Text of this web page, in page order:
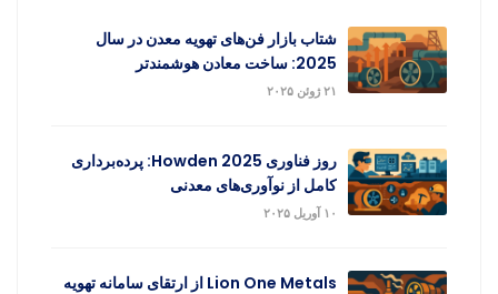
شتاب بازار فن‌های تهویه معدن در سال
2025: ساخت معادن هوشمندتر
۲۱ ژوئن ۲۰۲۵
روز فناوری Howden 2025: پرده‌برداری
کامل از نوآوری‌های معدنی
۱۰ آوریل ۲۰۲۵
Lion One Metals از ارتقای سامانه تهویه